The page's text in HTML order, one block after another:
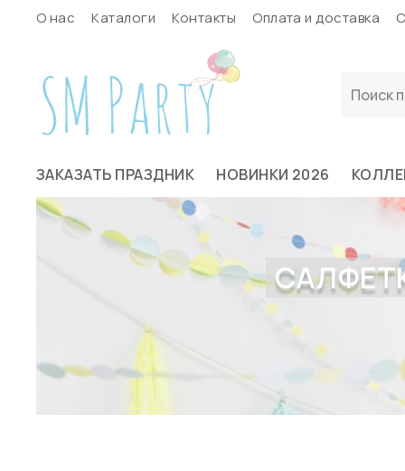
О нас Каталоги Контакты Оплата и доставка
ЗАКАЗАТЬ ПРАЗДНИК НОВИНКИ 2026